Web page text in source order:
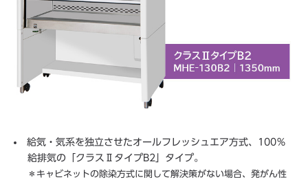
給気・気系を独立させたオールフレッシュエア方式、100％
給排気の「クラスⅡタイプB2」タイプ。
＊キャビネットの除染方式に関して解決策がない場合、発がん性